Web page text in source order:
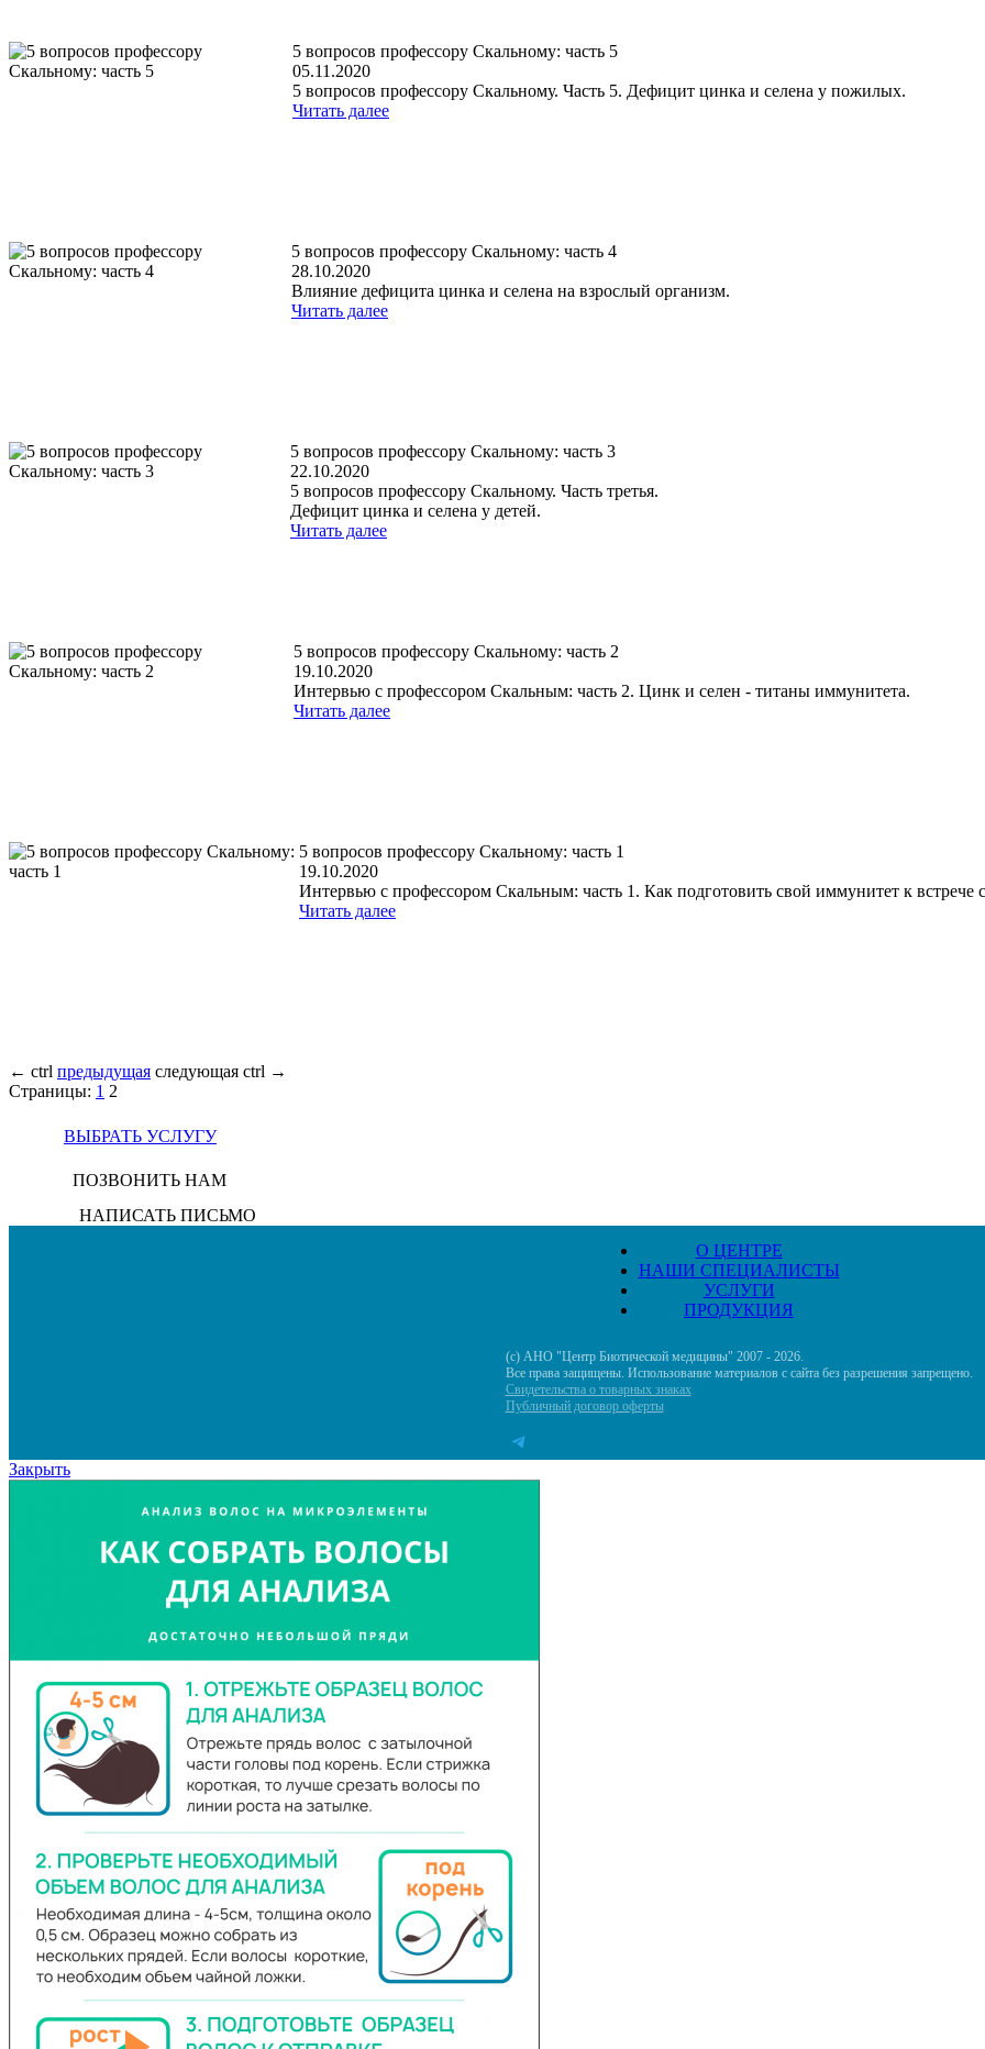
5 вопросов профессору Скальному: часть 5
05.11.2020
5 вопросов профессору Скальному. Часть 5. Дефицит цинка и селена у пожилых.
Читать далее
5 вопросов профессору Скальному: часть 4
28.10.2020
Влияние дефицита цинка и селена на взрослый организм.
Читать далее
5 вопросов профессору Скальному: часть 3
22.10.2020
5 вопросов профессору Скальному. Часть третья.
Дефицит цинка и селена у детей.
Читать далее
5 вопросов профессору Скальному: часть 2
19.10.2020
Интервью с профессором Скальным: часть 2. Цинк и селен - титаны иммунитета.
Читать далее
5 вопросов профессору Скальному: часть 1
19.10.2020
Интервью с профессором Скальным: часть 1. Как подготовить свой иммунитет к встрече
Читать далее
← ctrl предыдущая следующая ctrl →
Страницы: 1 2
ВЫБРАТЬ УСЛУГУ
ПОЗВОНИТЬ НАМ
НАПИСАТЬ ПИСЬМО
О ЦЕНТРЕ
НАШИ СПЕЦИАЛИСТЫ
УСЛУГИ
ПРОДУКЦИЯ
(с) АНО "Центр Биотической медицины" 2007 - 2026.
Все права защищены. Использование материалов с сайта без разрешения запрещено.
Свидетельства о товарных знаках
Публичный договор оферты
Закрыть